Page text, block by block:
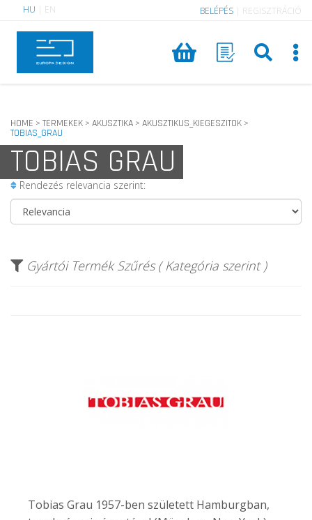
HU EN BELÉPÉS REGISZTRÁCIÓ
HOME > TERMEKEK > AKUSZTIKA > AKUSZTIKUS_KIEGESZITOK >
TOBIAS_GRAU
TOBIAS GRAU
Rendezés relevancia szerint:
Gyártói Termék Szűrés ( Kategória szerint )
Tobias Grau 1957-ben született Hamburgban,